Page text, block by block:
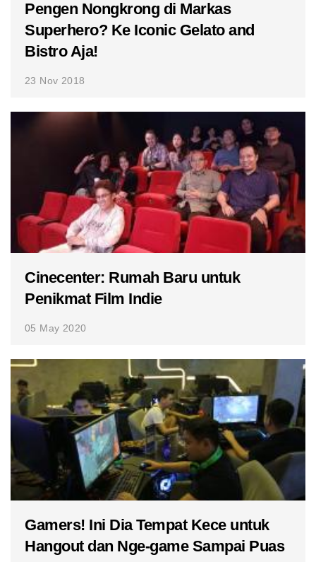
Pengen Nongkrong di Markas
Superhero? Ke Iconic Gelato and
Bistro Aja!
23 Nov 2018
Cinecenter: Rumah Baru untuk
Penikmat Film Indie
05 May 2020
Gamers! Ini Dia Tempat Kece untuk
Hangout dan Nge-game Sampai Puas